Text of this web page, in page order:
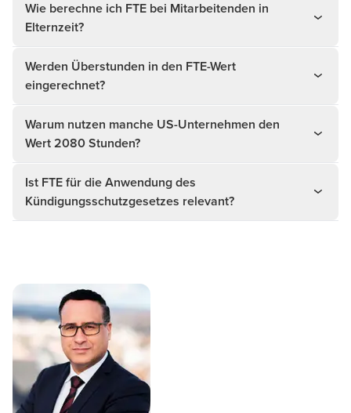
Wie berechne ich FTE bei Mitarbeitenden in
Elternzeit?
Werden Überstunden in den FTE-Wert
eingerechnet?
Warum nutzen manche US-Unternehmen den
Wert 2080 Stunden?
Ist FTE für die Anwendung des
Kündigungsschutzgesetzes relevant?